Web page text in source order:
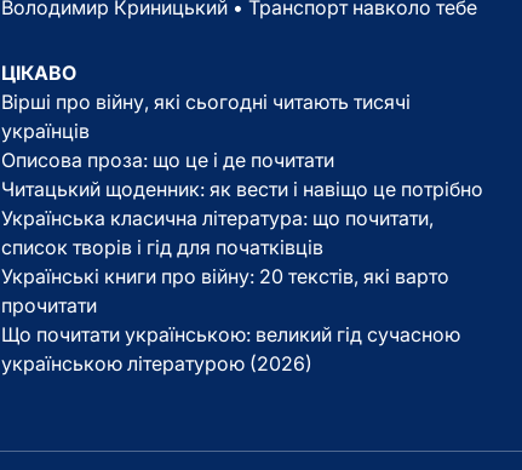
Володимир Криницький • Транспорт навколо тебе
ЦІКАВО
Вірші про війну, які сьогодні читають тисячі
українців
Описова проза: що це і де почитати
Читацький щоденник: як вести і навіщо це потрібно
Українська класична література: що почитати,
список творів і гід для початківців
Українські книги про війну: 20 текстів, які варто
прочитати
Що почитати українською: великий гід сучасною
українською літературою (2026)